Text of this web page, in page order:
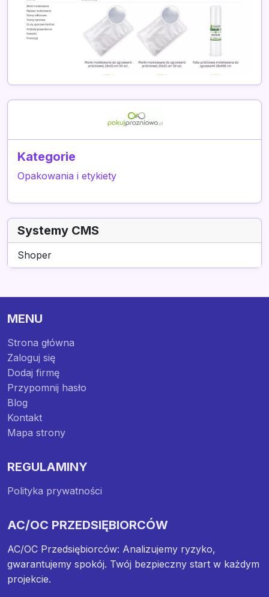
Kategorie
Opakowania i etykiety
Systemy CMS
Shoper
MENU
Strona główna
Zaloguj się
Dodaj firmę
Przypomnij hasło
Blog
Kontakt
Mapa strony
REGULAMINY
Polityka prywatności
AC/OC PRZEDSIĘBIORCÓW
AC/OC Przedsiębiorców: Analizujemy ryzyko,
gwarantujemy spokój. Twój bezpieczny start w każdym
projekcie.